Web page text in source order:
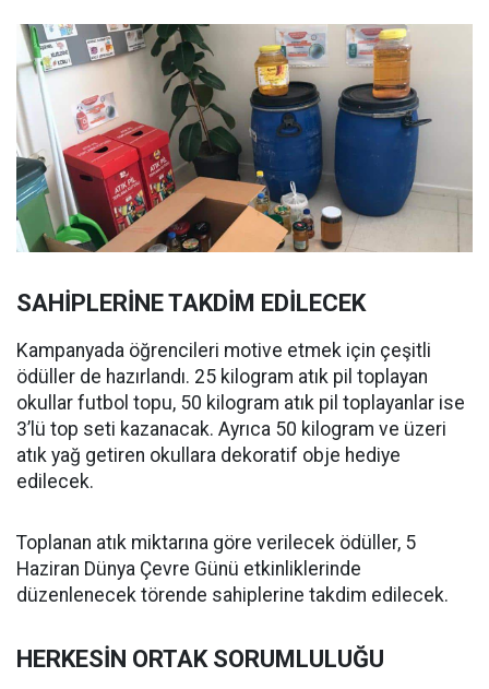
SAHİPLERİNE TAKDİM EDİLECEK
Kampanyada öğrencileri motive etmek için çeşitli
ödüller de hazırlandı. 25 kilogram atık pil toplayan
okullar futbol topu, 50 kilogram atık pil toplayanlar ise
3’lü top seti kazanacak. Ayrıca 50 kilogram ve üzeri
atık yağ getiren okullara dekoratif obje hediye
edilecek.
Toplanan atık miktarına göre verilecek ödüller, 5
Haziran Dünya Çevre Günü etkinliklerinde
düzenlenecek törende sahiplerine takdim edilecek.
HERKESİN ORTAK SORUMLULUĞU